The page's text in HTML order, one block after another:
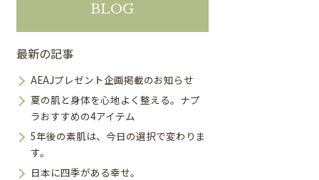
BLOG
最新の記事
AEAJプレゼント企画掲載のお知らせ
夏の肌と身体を心地よく整える。ナプ
ラおすすめの4アイテム
5年後の素肌は、今日の選択で変わりま
す。
日本に四季がある幸せ。